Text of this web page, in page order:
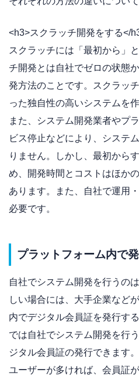
<h3>スクラッチ開発をする</
スクラッチには「最初から」
チ開発とは自社でゼロの状態
発方法のことです。スクラッ
った独自性の高いシステムを
また、システム開発業者やプ
ビス停止などにより、システ
りません。しかし、最初から
め、開発時間とコストはほか
あります。また、自社で運用
必要です。
プラットフォーム内で
自社でシステム開発を行うの
しい場合には、大手企業など
内でデジタル会員証を発行す
では自社でシステム開発を行
ジタル会員証の発行できます
ユーザーが多ければ、会員証